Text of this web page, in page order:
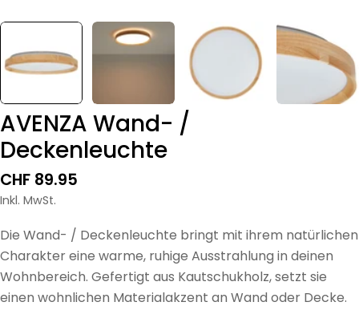
AVENZA Wand- /
Deckenleuchte
Regulärer
Preis
CHF 89.95
Inkl. MwSt.
Die Wand- / Deckenleuchte bringt mit ihrem natürlichen
Charakter eine warme, ruhige Ausstrahlung in deinen
Wohnbereich. Gefertigt aus Kautschukholz, setzt sie
einen wohnlichen Materialakzent an Wand oder Decke.